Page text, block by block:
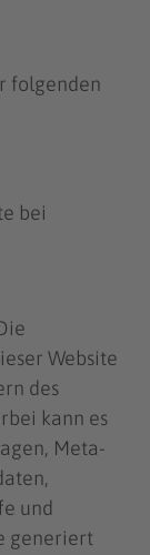
folgenden
bei
Website
des
kann es
Meta-
und
generiert